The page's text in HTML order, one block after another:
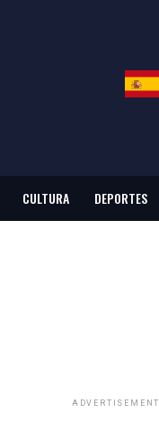
CULTURA DEPORTES
ADVERTISEMENT